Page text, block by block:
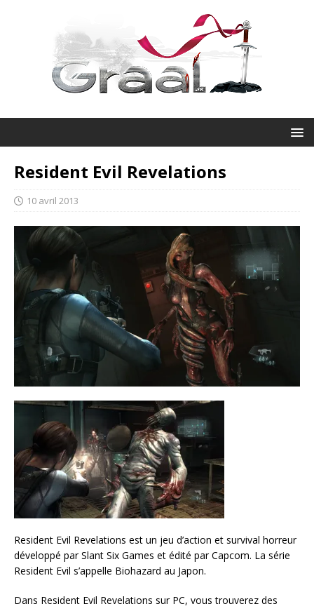
Resident Evil Revelations
10 avril 2013
Resident Evil Revelations est un jeu d’action et survival horreur
développé par Slant Six Games et édité par Capcom. La série
Resident Evil s’appelle Biohazard au Japon.
Dans Resident Evil Revelations sur PC, vous trouverez des